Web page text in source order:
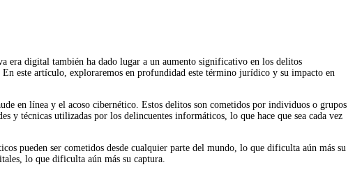
era digital también ha dado lugar a un aumento significativo en los delitos
este artículo, exploraremos en profundidad este término jurídico y su impacto en
en línea y el acoso cibernético. Estos delitos son cometidos por individuos o grupos
y técnicas utilizadas por los delincuentes informáticos, lo que hace que sea cada vez
pueden ser cometidos desde cualquier parte del mundo, lo que dificulta aún más su
lo que dificulta aún más su captura.